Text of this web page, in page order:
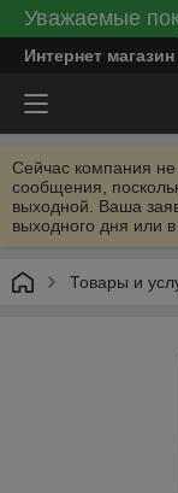
Уважаемые
Интернет
Сейчас компания
сообщения,
выходной. Ваша
выходного дня или
Товары и